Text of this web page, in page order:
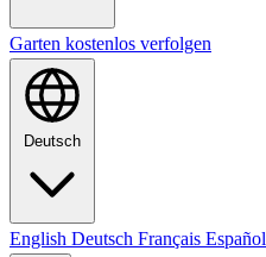
Garten kostenlos verfolgen
Deutsch
English Deutsch Français Español